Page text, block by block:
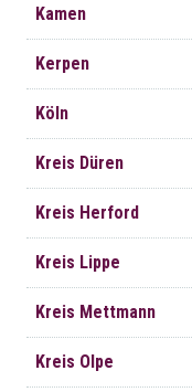
Kamen
Kerpen
Köln
Kreis Düren
Kreis Herford
Kreis Lippe
Kreis Mettmann
Kreis Olpe